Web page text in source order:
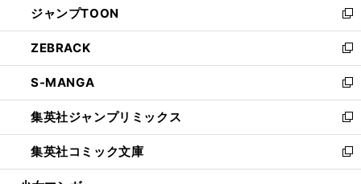
く
で
開
く
ド
ウ
で
開
く
ィ
ン
ド
ウ
で
開
く
い
ウ
ィ
ン
ド
ウ
で
開
く
ジャンプTOON
新
し
い
ウ
ィ
ン
ド
ウ
で
開
ZEBRACK
新
し
い
ウ
ィ
ン
ド
ウ
S-MANGA
新
し
い
ウ
ィ
ン
集英社ジャンプリミックス
新
し
い
ウ
集英社コミック文庫
新
し